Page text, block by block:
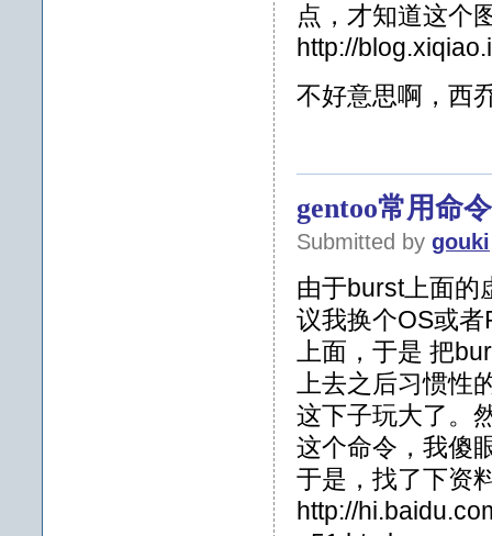
点，才知道这个
http://
不好意思啊，西
gentoo常用命令
Submitted by gouki
由于burst上面的
议我换个OS或
上面，于是 把
上去之后习惯性
这下子玩大了。
这个命令，我傻
于是，找了下资
http://